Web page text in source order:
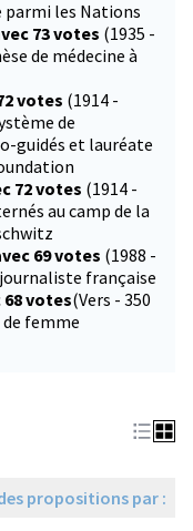
nouvel onglet)
parmi les Nations
73 votes (1935 -
de médecine à
onglet)
votes (1914 -
de
guidés et lauréate
onglet)
72 votes (1914 -
au camp de la
nouvel onglet)
69 votes (1988 -
française
onglet)
68 votes(Vers - 350
femme
propositions par :